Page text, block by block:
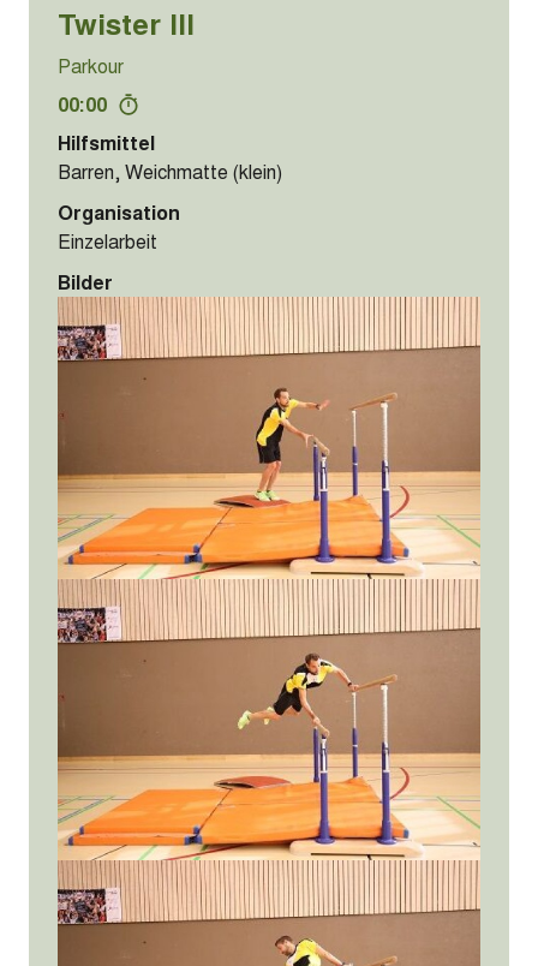
Twister III
Parkour
00:00
Hilfsmittel
Barren, Weichmatte (klein)
Organisation
Einzelarbeit
Bilder